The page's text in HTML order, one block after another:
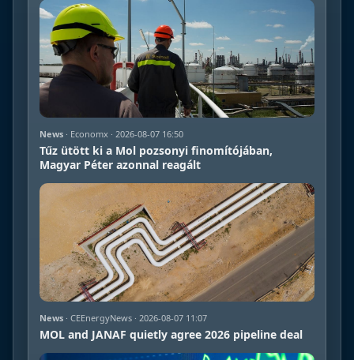
News · Economx · 2026-08-07 16:50
Tűz ütött ki a Mol pozsonyi finomítójában,
Magyar Péter azonnal reagált
News · CEEnergyNews · 2026-08-07 11:07
MOL and JANAF quietly agree 2026 pipeline deal